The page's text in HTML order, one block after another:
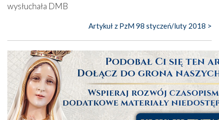
wysłuchała DMB
Artykuł z PzM 98 styczeń/luty 2018 >